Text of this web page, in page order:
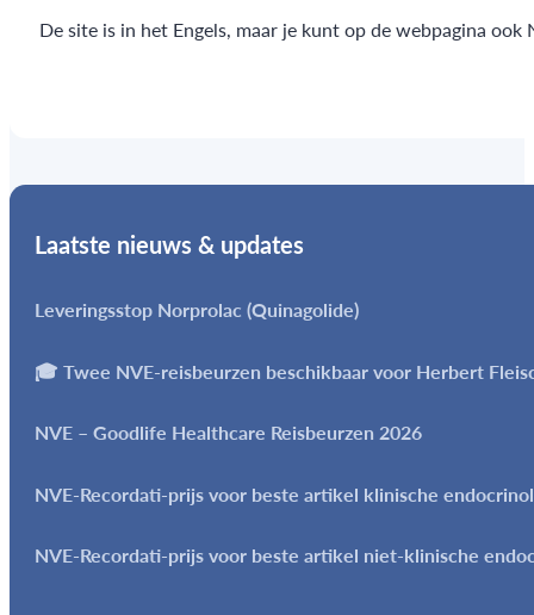
De site is in het Engels, maar je kunt op de webpagina
Laatste nieuws & updates
Leveringsstop Norprolac (Quinagolide)
🎓 Twee NVE-reisbeurzen beschikbaar voor Herbert
NVE – Goodlife Healthcare Reisbeurzen 2026
NVE-Recordati-prijs voor beste artikel klinische
NVE-Recordati-prijs voor beste artikel niet-klinische